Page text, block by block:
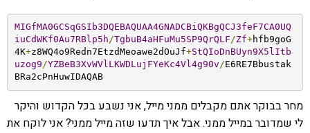
MIGfMA0GCSqGSIb3DQEBAQUAA4GNADCBiQKBgQCJ3feF7CA0UQ
iuCdWKf0Au7RBlp5h/TgbuB4aHFuMu5SP9QrQLF/Zf+hfb9goG
4K+z8WQ4o9Redn7EtzdMeoawe2dOuJf+StQIoDnBUyn9X5lItb
uzog9/YZBeB3XvWVlLKWDLujFYeKc4Vl4g90v/E6RE7Bbustak
BRa2cPnHuwIDAQAB
מחר בבוקר אתם מקבלים ממני מייל, אני נשבע בכל הקדוש והיקר
לי שמדובר במייל ממני. אבל איך תדעו שזה מייל ממני? אני לוקח את